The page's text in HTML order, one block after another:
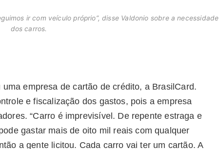
ir com veículo próprio”, disse Valdonio sobre a necessidade
dos carros.
empresa de cartão de crédito, a BrasilCard.
e fiscalização dos gastos, pois a empresa
“Carro é imprevisível. De repente estraga e
gastar mais de oito mil reais com qualquer
a gente licitou. Cada carro vai ter um cartão. A